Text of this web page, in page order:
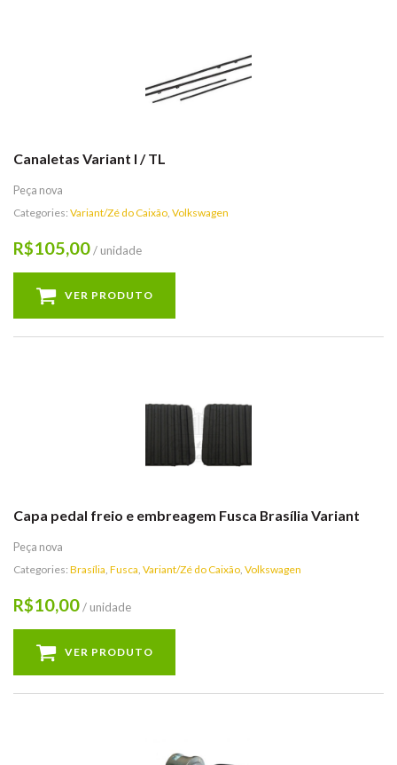
Canaletas Variant I / TL
Peça nova
Categories: Variant/Zé do Caixão, Volkswagen
R$105,00/ unidade
VER PRODUTO
Capa pedal freio e embreagem Fusca Brasília Variant
Peça nova
Categories: Brasília, Fusca, Variant/Zé do Caixão, Volkswagen
R$10,00/ unidade
VER PRODUTO